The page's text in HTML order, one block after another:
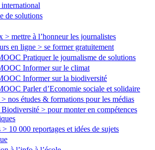
international
de solutions
> mettre à l’honneur les journalistes
en ligne > se former gratuitement
Pratiquer le journalisme de solutions
Informer sur le climat
Informer sur la biodiversité
Parler d’Economie sociale et solidaire
nos études & formations pour les médias
> pour monter en compétences
10 000 reportages et idées de sujets